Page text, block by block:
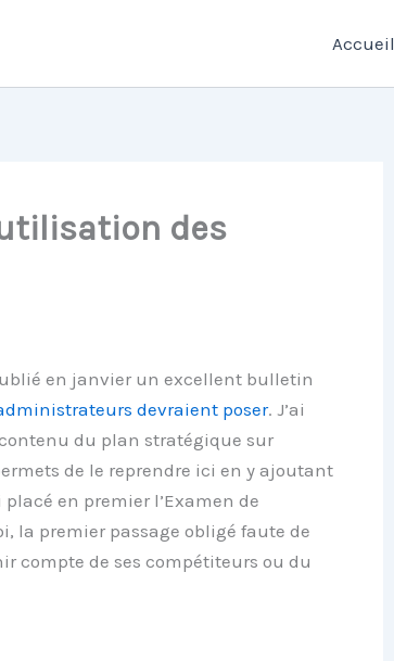
Accueil
des
en janvier un excellent bulletin
devraient poser. J’ai
du plan stratégique sur
de le reprendre ici en y ajoutant
en premier l’Examen de
la premier passage obligé faute de
compte de ses compétiteurs ou du